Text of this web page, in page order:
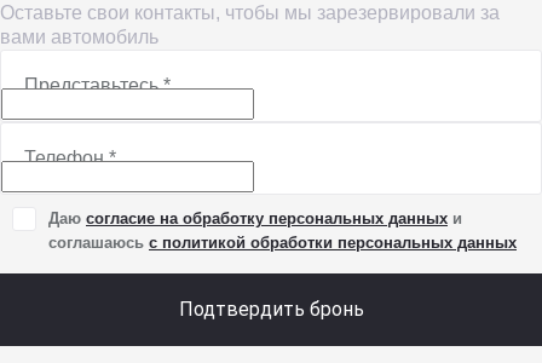
Оставьте свои контакты, чтобы мы зарезервировали за
вами автомобиль
Представьтесь*
Телефон*
Даю согласие на обработку персональных данных и
соглашаюсь с политикой обработки персональных данных
Подтвердить бронь